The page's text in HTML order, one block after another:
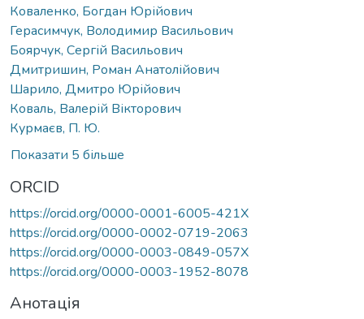
Коваленко, Богдан Юрійович
Герасимчук, Володимир Васильович
Боярчук, Сергій Васильович
Дмитришин, Роман Анатолійович
Шарило, Дмитро Юрійович
Коваль, Валерій Вікторович
Курмаєв, П. Ю.
Показати 5 більше
ORCID
https://orcid.org/0000-0001-6005-421X
https://orcid.org/0000-0002-0719-2063
https://orcid.org/0000-0003-0849-057X
https://orcid.org/0000-0003-1952-8078
Анотація